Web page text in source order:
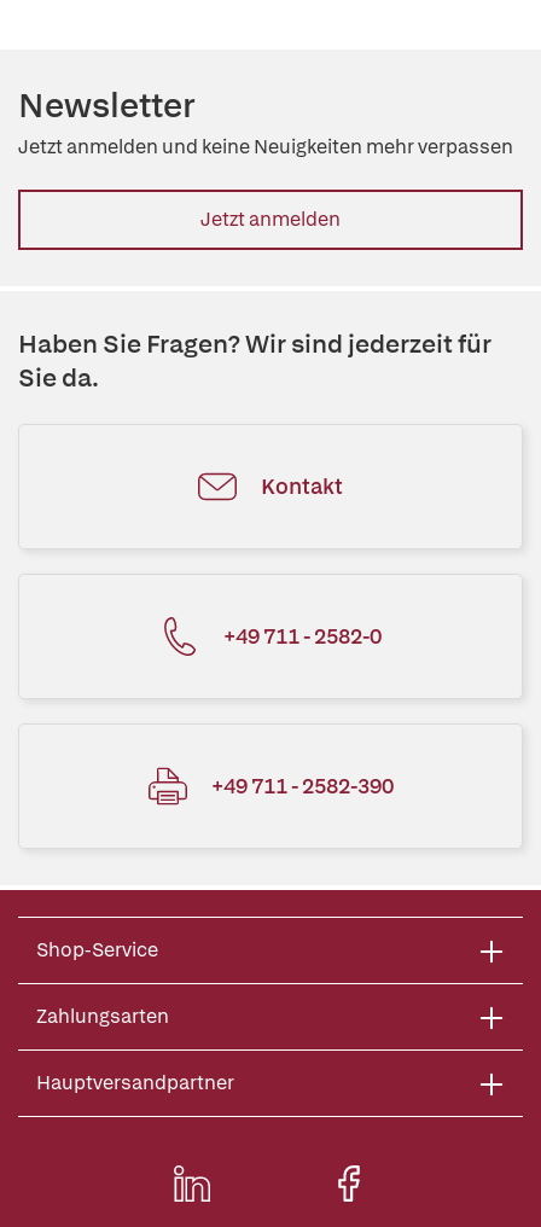
Newsletter
Jetzt anmelden und keine Neuigkeiten mehr verpassen
Jetzt anmelden
Haben Sie Fragen? Wir sind jederzeit für
Sie da.
Kontakt
+49 711 - 2582-0
+49 711 - 2582-390
Shop-Service
Zahlungsarten
Hauptversandpartner